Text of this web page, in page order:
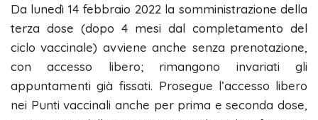
Da lunedì 14 febbraio 2022 la somministrazione della
terza dose (dopo 4 mesi dal completamento del
ciclo vaccinale) avviene anche senza prenotazione,
con accesso libero; rimangono invariati gli
appuntamenti già fissati. Prosegue l’accesso libero
nei Punti vaccinali anche per prima e seconda dose,